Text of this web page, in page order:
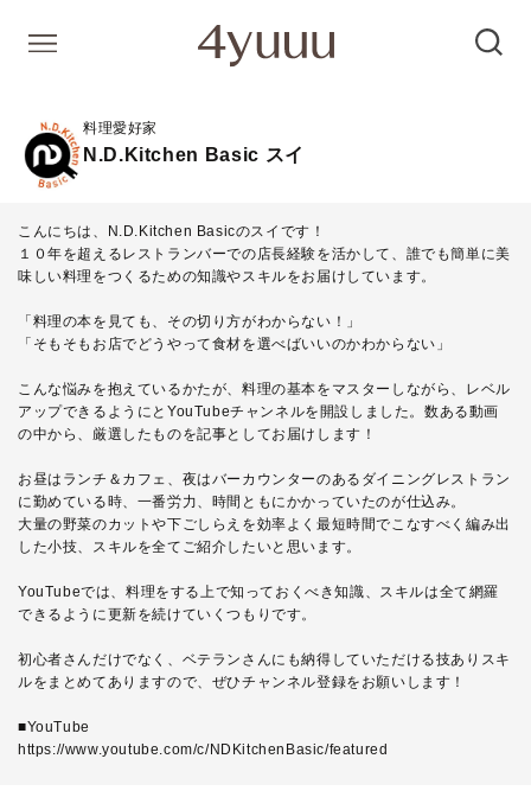
料理愛好家
N.D.Kitchen Basic スイ
こんにちは、N.D.Kitchen Basicのスイです！
１０年を超えるレストランバーでの店長経験を活かして、誰でも簡単に美
味しい料理をつくるための知識やスキルをお届けしています。
「料理の本を見ても、その切り方がわからない！」
「そもそもお店でどうやって食材を選べばいいのかわからない」
こんな悩みを抱えているかたが、料理の基本をマスターしながら、レベル
アップできるようにとYouTubeチャンネルを開設しました。数ある動画
の中から、厳選したものを記事としてお届けします！
お昼はランチ＆カフェ、夜はバーカウンターのあるダイニングレストラン
に勤めている時、一番労力、時間ともにかかっていたのが仕込み。
大量の野菜のカットや下ごしらえを効率よく最短時間でこなすべく編み出
した小技、スキルを全てご紹介したいと思います。
YouTubeでは、料理をする上で知っておくべき知識、スキルは全て網羅
できるように更新を続けていくつもりです。
初心者さんだけでなく、ベテランさんにも納得していただける技ありスキ
ルをまとめてありますので、ぜひチャンネル登録をお願いします！
■YouTube
https://www.youtube.com/c/NDKitchenBasic/featured